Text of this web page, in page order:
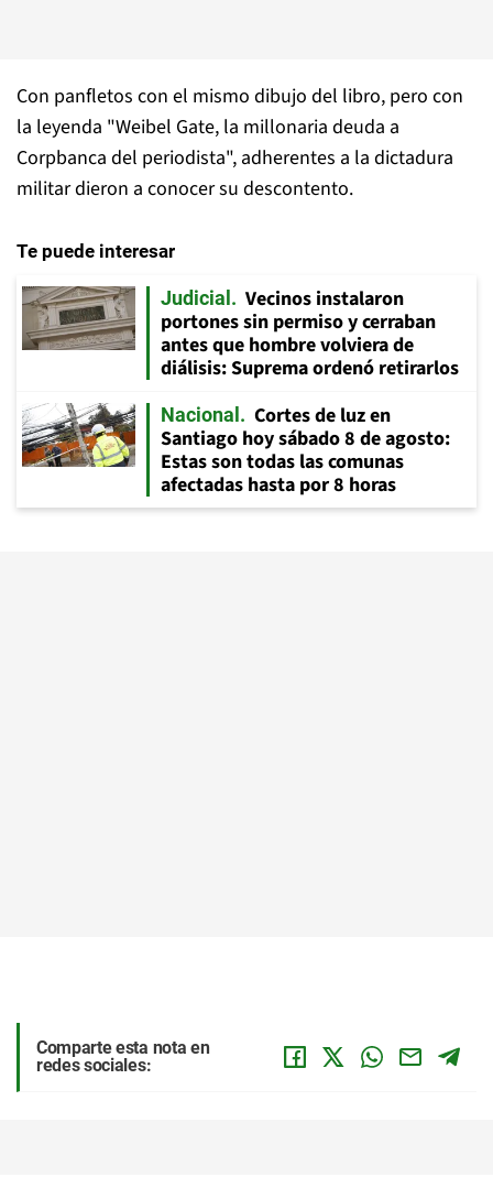
Con panfletos con el mismo dibujo del libro, pero con
la leyenda "Weibel Gate, la millonaria deuda a
Corpbanca del periodista", adherentes a la dictadura
militar dieron a conocer su descontento.
Te puede interesar
Judicial
Vecinos instalaron
portones sin permiso y cerraban
antes que hombre volviera de
diálisis: Suprema ordenó retirarlos
Nacional
Cortes de luz en
Santiago hoy sábado 8 de agosto:
Estas son todas las comunas
afectadas hasta por 8 horas
Comparte esta nota en
redes sociales: